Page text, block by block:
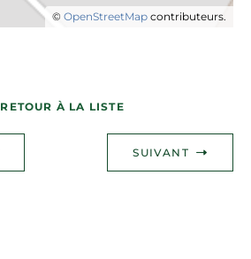
© OpenStreetMap contributeurs.
RETOUR À LA LISTE
SUIVANT